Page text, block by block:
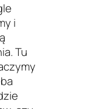
i
Tu